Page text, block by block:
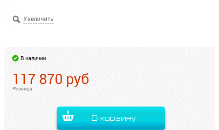
В наличии
117 870 руб
Розница
В корзину